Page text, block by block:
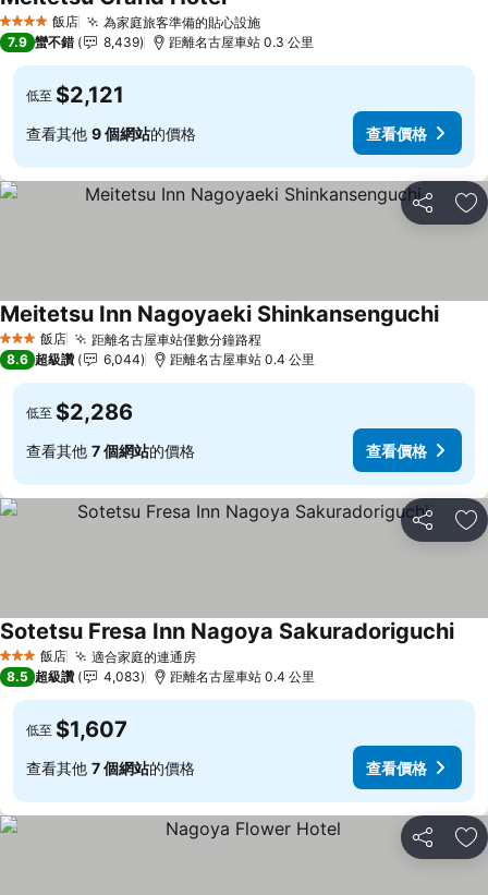
4 星級 飯店 為家庭旅客準備的貼心設施查看價格
查看價格
7.9 蠻不錯 8,439 距離名古屋車站 0.3 公里
低至 $2,121
查看其他 9 個網站的價格 查看價格
分享 加
3 星級 飯店 距離名古屋車站僅數分鐘路程查看價格
Meitetsu Inn Nagoyaeki Shinkansenguchi查看
8.6 超級讚 6,044 距離名古屋車站 0.4 公里
低至 $2,286
查看其他 7 個網站的價格 查看價格
分享 加
3 星級 飯店 適合家庭的連通房查看價格
Sotetsu Fresa Inn Nagoya Sakuradoriguchi查
8.5 超級讚 4,083 距離名古屋車站 0.4 公里
低至 $1,607
查看其他 7 個網站的價格 查看價格
分享 加